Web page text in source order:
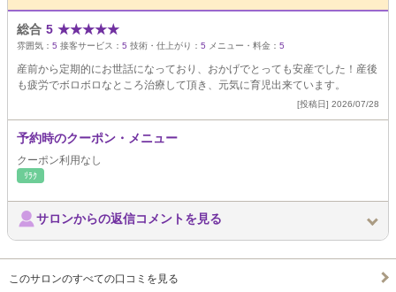
総合 5 ★★★★★
雰囲気： 5 接客サービス： 5 技術・仕上がり： 5 メニュー・料金： 5
産前から定期的にお世話になっており、おかげでとっても安産でした！産後
も疲労でボロボロなところ治療して頂き、元気に育児出来ています。
[投稿日] 2026/07/28
予約時のクーポン・メニュー
クーポン利用なし
ﾘﾗｸ
サロンからの返信コメントを見る
このサロンのすべての口コミを見る